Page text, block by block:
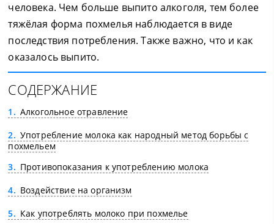
человека. Чем больше выпито алкоголя, тем более
тяжёлая форма похмелья наблюдается в виде
последствия потребления. Также важно, что и как
оказалось выпито.
СОДЕРЖАНИЕ
1
Алкогольное отравление
2
Употребление молока как народный метод борьбы с
похмельем
3
Противопоказания к употреблению молока
4
Воздействие на организм
5
Как употреблять молоко при похмелье